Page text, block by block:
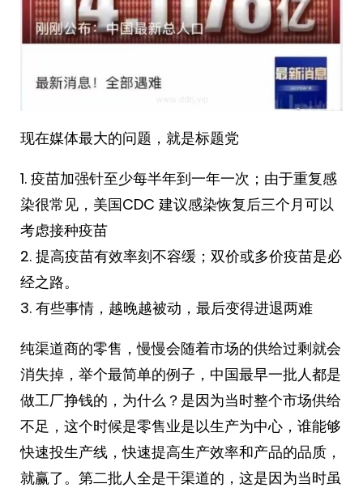
现在媒体最大的问题，就是标题党
1. 疫苗加强针至少每半年到一年一次；由于重复感
染很常见，美国CDC 建议感染恢复后三个月可以
考虑接种疫苗
2. 提高疫苗有效率刻不容缓；双价或多价疫苗是必
经之路。
3. 有些事情，越晚越被动，最后变得进退两难
纯渠道商的零售，慢慢会随着市场的供给过剩就会
消失掉，举个最简单的例子，中国最早一批人都是
做工厂挣钱的，为什么？是因为当时整个市场供给
不足，这个时候是零售业是以生产为中心，谁能够
快速投生产线，快速提高生产效率和产品的品质，
就赢了。第二批人全是干渠道的，这是因为当时虽